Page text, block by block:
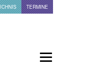
TERMINE